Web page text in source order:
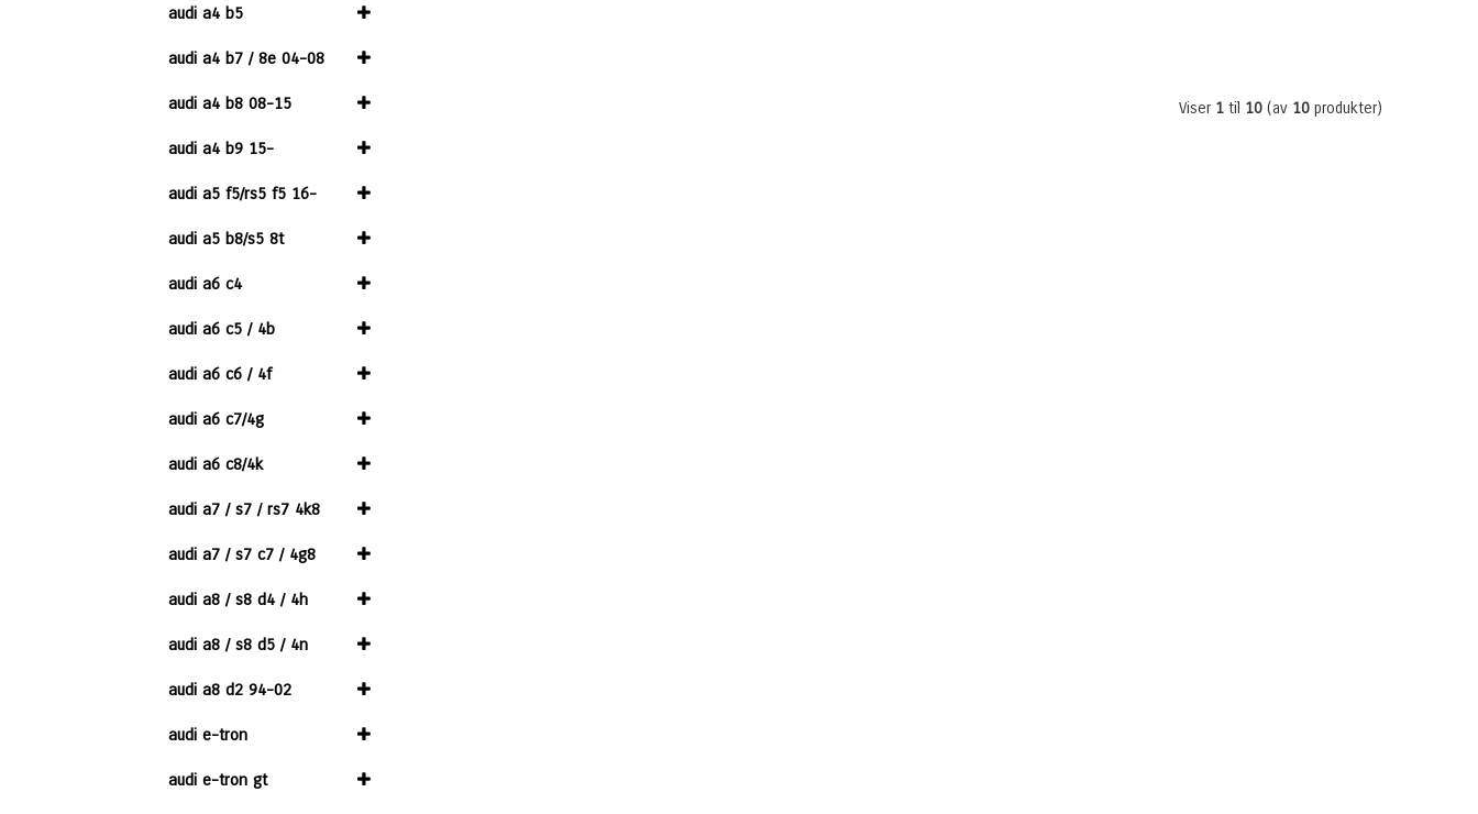
audi a4 b5
audi a4 b7 / 8e 04-08
audi a4 b8 08-15
audi a4 b9 15-
audi a5 f5/rs5 f5 16-
audi a5 b8/s5 8t
audi a6 c4
audi a6 c5 / 4b
audi a6 c6 / 4f
audi a6 c7/4g
audi a6 c8/4k
audi a7 / s7 / rs7 4k8
audi a7 / s7 c7 / 4g8
audi a8 / s8 d4 / 4h
audi a8 / s8 d5 / 4n
audi a8 d2 94-02
audi e-tron
audi e-tron gt
Viser 1 til 10 (av 10 produkter)